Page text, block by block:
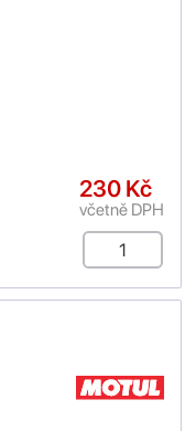
230 Kč
včetně DPH